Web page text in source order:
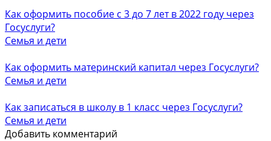
Как оформить пособие с 3 до 7 лет в 2022 году через
Госуслуги?
Семья и дети
Как оформить материнский капитал через Госуслуги?
Семья и дети
Как записаться в школу в 1 класс через Госуслуги?
Семья и дети
Добавить комментарий